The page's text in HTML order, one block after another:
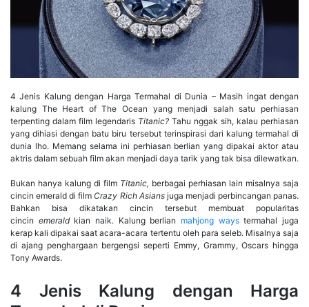
4 Jenis Kalung dengan Harga Termahal di Dunia – Masih ingat dengan
kalung The Heart of The Ocean yang menjadi salah satu perhiasan
terpenting dalam film legendaris Titanic? Tahu nggak sih, kalau perhiasan
yang dihiasi dengan batu biru tersebut terinspirasi dari kalung termahal di
dunia lho. Memang selama ini perhiasan berlian yang dipakai aktor atau
aktris dalam sebuah film akan menjadi daya tarik yang tak bisa dilewatkan.
Bukan hanya kalung di film Titanic, berbagai perhiasan lain misalnya saja
cincin emerald di filmCrazy Rich Asians juga menjadi perbincangan panas.
Bahkan bisa dikatakan cincin tersebut membuat popularitas
cincin emerald kian naik. Kalung berlian mahjong waystermahal juga
kerap kali dipakai saat acara-acara tertentu oleh para seleb. Misalnya saja
di ajang penghargaan bergengsi seperti Emmy, Grammy, Oscars hingga
Tony Awards.
4 Jenis Kalung dengan Harga